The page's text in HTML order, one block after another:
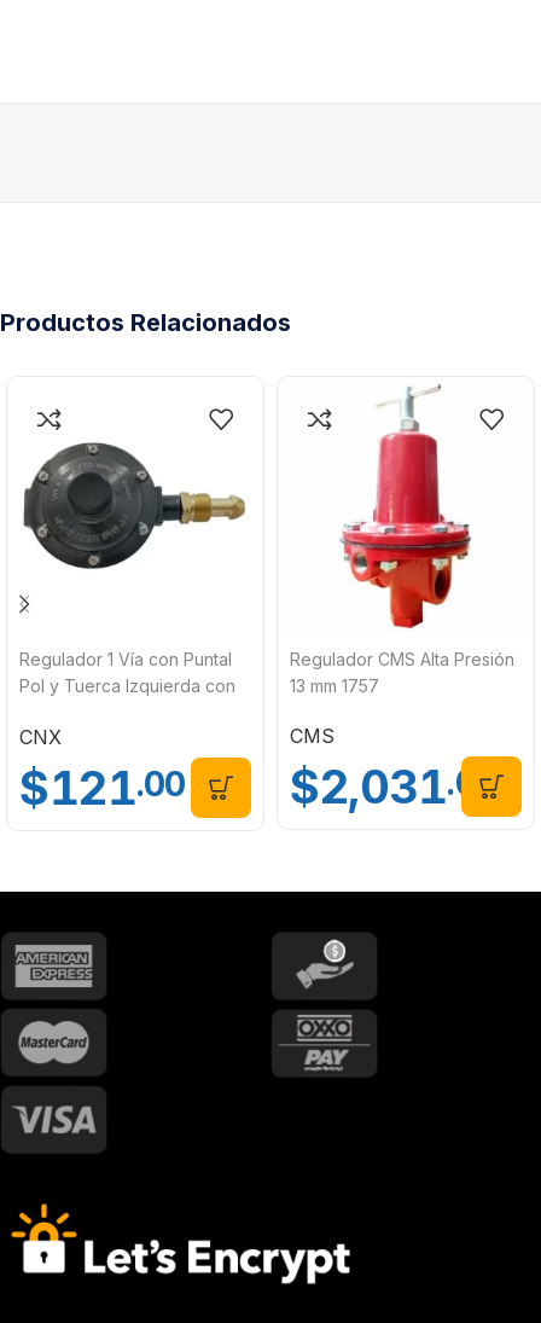
Productos Relacionados
Regulador 1 Vía con Puntal
Pol y Tuerca Izquierda con
CNX
$121.00
Regulador CMS Alta Presión
13 mm 1757
CMS
$2,031.00